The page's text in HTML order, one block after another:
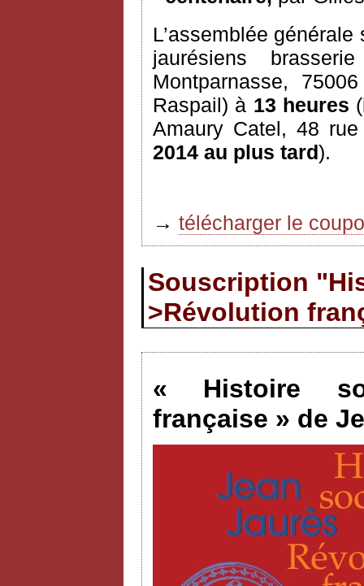
L’assemblée
jaurésiens
Montparnasse,
Raspail) à 13 heures
Amaury Catel, 48
2014 au plus tard).
→ télécharger le
Souscription
>Révolution
« Histoire
française » de